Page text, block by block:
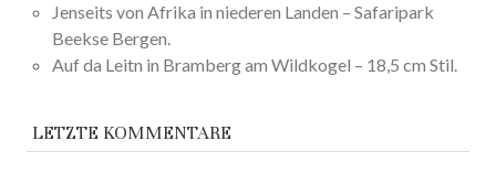
Jenseits von Afrika in niederen Landen – Safaripark
Beekse Bergen.
Auf da Leitn in Bramberg am Wildkogel – 18,5 cm Stil.
LETZTE KOMMENTARE